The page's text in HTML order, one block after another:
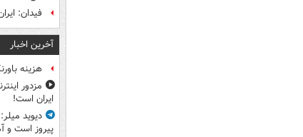
فیدان:
آخرین اخبار
هزینه
مزدور
ایران است!
دیوید
پیروز است و